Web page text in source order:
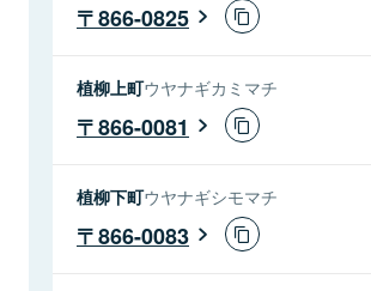
866-0825
植柳上町ウヤナギカミマチ
866-0081
植柳下町ウヤナギシモマチ
866-0083